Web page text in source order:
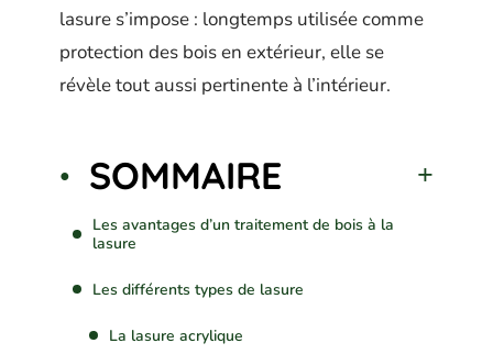
lasure s’impose : longtemps utilisée comme
protection des bois en extérieur, elle se
révèle tout aussi pertinente à l’intérieur.
SOMMAIRE
Les avantages d’un traitement de bois à la
lasure
Les différents types de lasure
La lasure acrylique